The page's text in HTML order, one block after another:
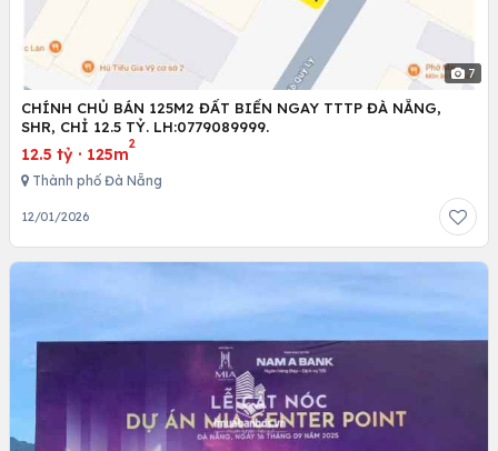
7
CHÍNH CHỦ BÁN 125M2 ĐẤT BIỂN NGAY TTTP ĐÀ NẴNG,
SHR, CHỈ 12.5 TỶ. LH:0779089999.
12.5 tỷ · 125m
2
Thành phố Đà Nẵng
12/01/2026